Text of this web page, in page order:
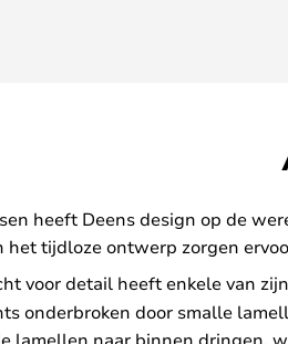
heeft Deens design op de
het tijdloze ontwerp zorgen
voor detail heeft enkele van
onderbroken door smalle
lamellen naar binnen dringen,